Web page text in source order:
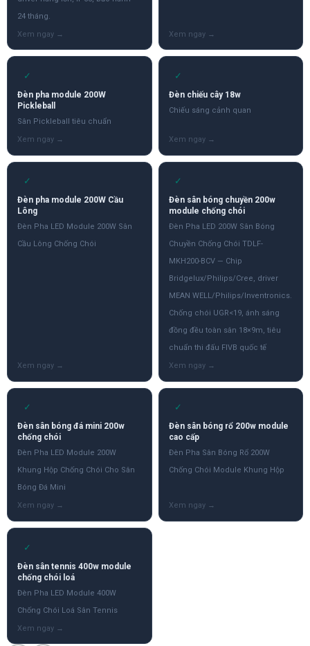
24 tháng.
✓
Đèn pha module 200W
Pickleball
Sân Pickleball tiêu chuẩn
✓
Đèn chiếu cây 18w
Chiếu sáng cảnh quan
✓
Đèn pha module 200W Cầu
Lông
Đèn Pha LED Module 200W Sân
Cầu Lông Chống Chói
✓
Đèn sân bóng chuyền 200w
module chống chói
Đèn Pha LED 200W Sân Bóng
Chuyền Chống Chói TDLF-
MKH200-BCV — Chip
Bridgelux/Philips/Cree, driver
MEAN WELL/Philips/Inventronics.
Chống chói UGR<19, ánh sáng
đồng đều toàn sân 18×9m, tiêu
chuẩn thi đấu FIVB quốc tế
✓
Đèn sân bóng đá mini 200w
chống chói
Đèn Pha LED Module 200W
Khung Hộp Chống Chói Cho Sân
Bóng Đá Mini
✓
Đèn sân bóng rổ 200w module
cao cấp
Đèn Pha Sân Bóng Rổ 200W
Chống Chói Module Khung Hộp
✓
Đèn sân tennis 400w module
chống chói loá
Đèn Pha LED Module 400W
Chống Chói Loá Sân Tennis